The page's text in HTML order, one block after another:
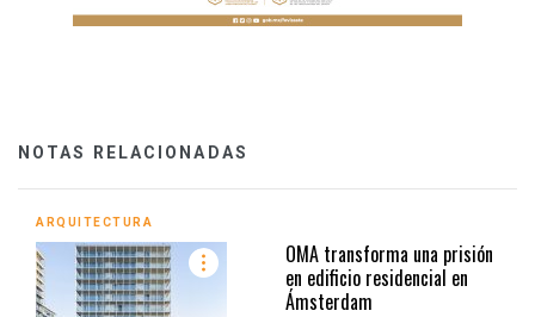
NOTAS RELACIONADAS
ARQUITECTURA
OMA transforma una prisión
en edificio residencial en
Ámsterdam